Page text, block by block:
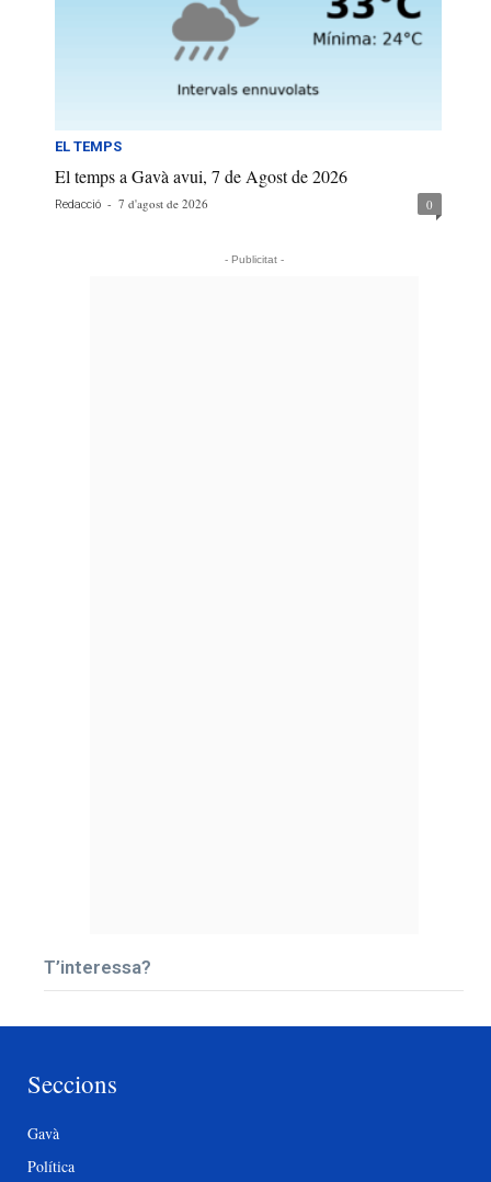
EL TEMPS
El temps a Gavà avui, 7 de Agost de 2026
Redacció - 7 d'agost de 2026 0
- Publicitat -
T’interessa?
Seccions
Gavà
Política